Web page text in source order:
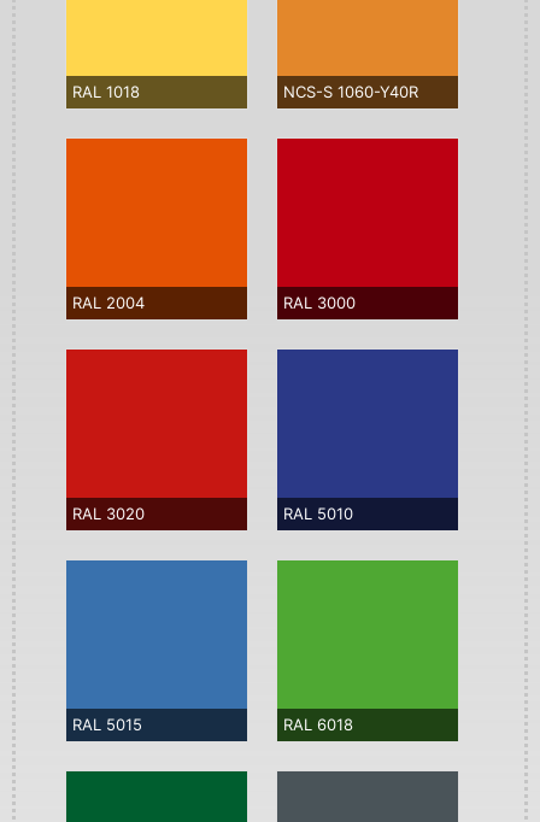
RAL 1018 NCS-S 1060-Y40R
RAL 2004 RAL 3000
RAL 3020 RAL 5010
RAL 5015 RAL 6018